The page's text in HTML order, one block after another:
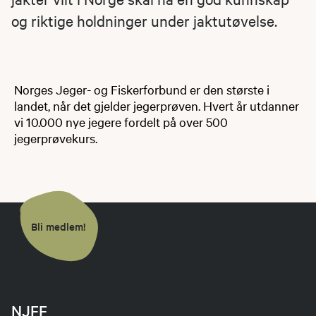
97681188.
postadresse, fødselsdato
samt mobiltelefonnummer. Plass blir reservert
ved påmelding og bekreftet når betalingen er
mottatt. Send påmelding
arildaagaard@hotmail.com
melder seg av kurset mindre enn 4 uker før
kursstart blir belastet 500,- kroner.
Kursavgiften innbetales til Vestby JFF, PB. 26,
1541 Vestby – Vipps 941168. Det er viktig at du
er kr 3000,- Kursavgift for ikke medlemmer er
og riktige holdninger under jaktutøvelse.
Norges Jeger- og Fiskerforbund er den største i
landet, når det gjelder jegerprøven. Hvert år utdanner
vi 10.000 nye jegere fordelt på over 500
jegerprøvekurs.
Bli medlem!
NJFF